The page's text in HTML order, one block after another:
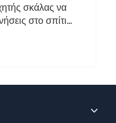
σκάλας να
στο σπίτι